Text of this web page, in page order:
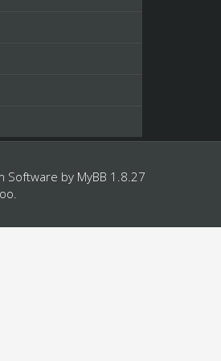
Software by MyBB 1.8.27
.